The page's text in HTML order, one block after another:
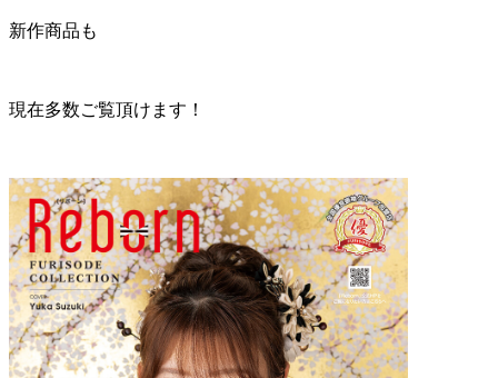
新作商品も
現在多数ご覧頂けます！